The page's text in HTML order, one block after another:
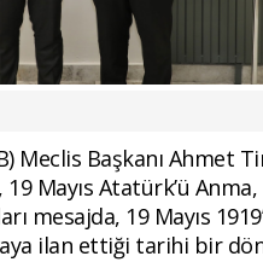
Meclis Başkanı Ahmet
19 Mayıs Atatürk’ü
mesajda, 19 Mayıs
ilan ettiği tarihi bir